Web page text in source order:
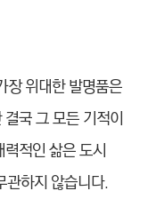
장 위대한 발명품은
국 그 모든 기적이
력적인 삶은 도시
관하지 않습니다.